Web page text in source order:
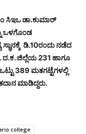
ಸಿಇಒ ಡಾ.ಕುಮಾರ್
ಒಳಗೊಂಡ
ಡಿ.10ರಂದು ನಡೆದ
ದ.ಕ. ಜಿಲ್ಲೆಯ 231 ಹಾಗೂ
389 ಮತಗಟ್ಟೆಗಳಲ್ಲಿ
ಮಾಡಿದ್ದರು.
college